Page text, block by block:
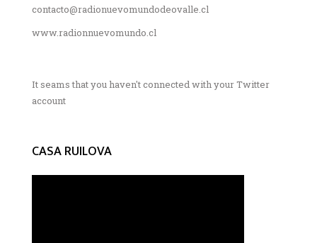
contacto@radionuevomundodeovalle.cl
www.radionnuevomundo.cl
It seams that you haven't connected with your Twitter
account
CASA RUILOVA